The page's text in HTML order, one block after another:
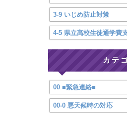
3-9 いじめ防止対策
4-5 県立高校生徒通学費
カテ
00 ■緊急連絡■
00-0 悪天候時の対応